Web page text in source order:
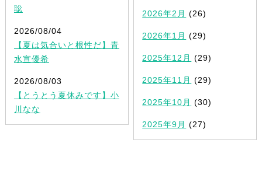
聡
2026/08/04
【夏は気合いと根性だ】青
水宣優希
2026/08/03
【とうとう夏休みです】小
川なな
2026年2月 (26)
2026年1月 (29)
2025年12月 (29)
2025年11月 (29)
2025年10月 (30)
2025年9月 (27)